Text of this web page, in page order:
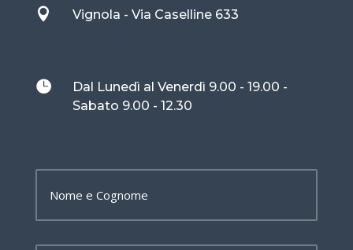
 Vignola - Via Caselline 633

Dal Lunedì al Venerdì 9.00 - 19.00 -
Sabato 9.00 - 12.30